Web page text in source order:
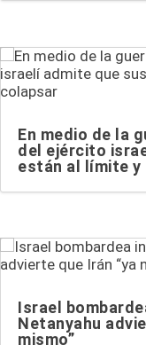
En medio de la
del ejército
están al límite
Israel
Netanyahu
mismo”